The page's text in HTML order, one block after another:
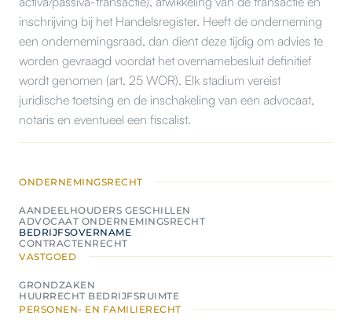
inschrijving bij het Handelsregister. Heeft de onderneming
een ondernemingsraad, dan dient deze tijdig om advies te
worden gevraagd voordat het overnamebesluit definitief
wordt genomen (art. 25 WOR). Elk stadium vereist
juridische toetsing en de inschakeling van een advocaat,
notaris en eventueel een fiscalist.
ONDERNEMINGSRECHT
AANDEELHOUDERS GESCHILLEN
ADVOCAAT ONDERNEMINGSRECHT
BEDRIJFSOVERNAME
CONTRACTENRECHT
VASTGOED
GRONDZAKEN
HUURRECHT BEDRIJFSRUIMTE
PERSONEN- EN FAMILIERECHT